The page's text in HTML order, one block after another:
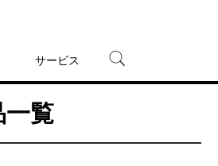
サービス
宅配レンタル
オンラインゲーム
覧